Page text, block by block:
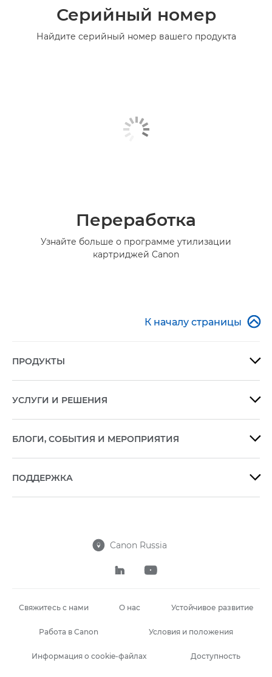
Серийный номер
Найдите серийный номер вашего продукта
Переработка
Узнайте больше о программе утилизации
картриджей Canon
К началу страницы 
ПРОДУКТЫ 
УСЛУГИ И РЕШЕНИЯ 
БЛОГИ, СОБЫТИЯ И МЕРОПРИЯТИЯ 
ПОДДЕРЖКА 
 Canon Russia
 
Свяжитесь с нами О нас Устойчивое развитие
Работа в Canon Условия и положения
Информация о cookie-файлах Доступность